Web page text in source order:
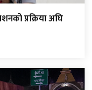
प्रक्रिया अघि